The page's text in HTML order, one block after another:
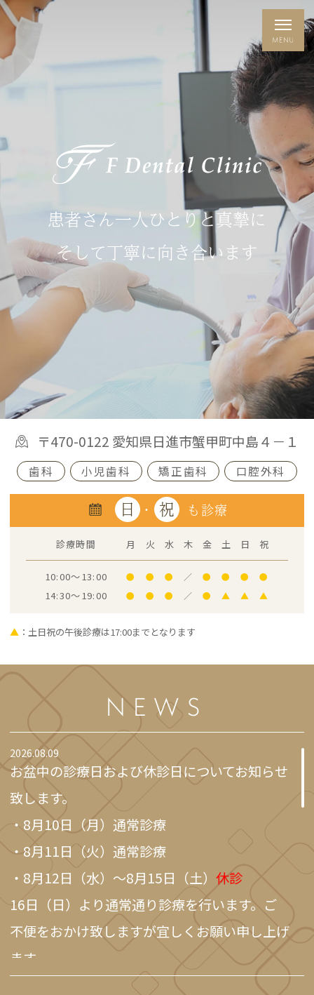
患者さん一人ひとりと真摯に
そして丁寧に向き合います
〒470-0122 愛知県日進市蟹甲町中島４－１
歯科 小児歯科 矯正歯科 口腔外科
日 ・ 祝 も診療
診療時間 月 火 水 木 金 土 日 祝
10:00～13:00 ● ● ● ／ ● ● ● ●
14:30～19:00 ● ● ● ／ ● ▲ ▲ ▲
▲ ：土日祝の午後診療は17:00までとなります
NEWS
2026.08.09
お盆中の診療日および休診日についてお知らせ
致します。
・8月10日（月）通常診療
・8月11日（火）通常診療
・8月12日（水）～8月15日（土）休診
16日（日）より通常通り診療を行います。ご
不便をおかけ致しますが宜しくお願い申し上げ
ます。
2026.06.15